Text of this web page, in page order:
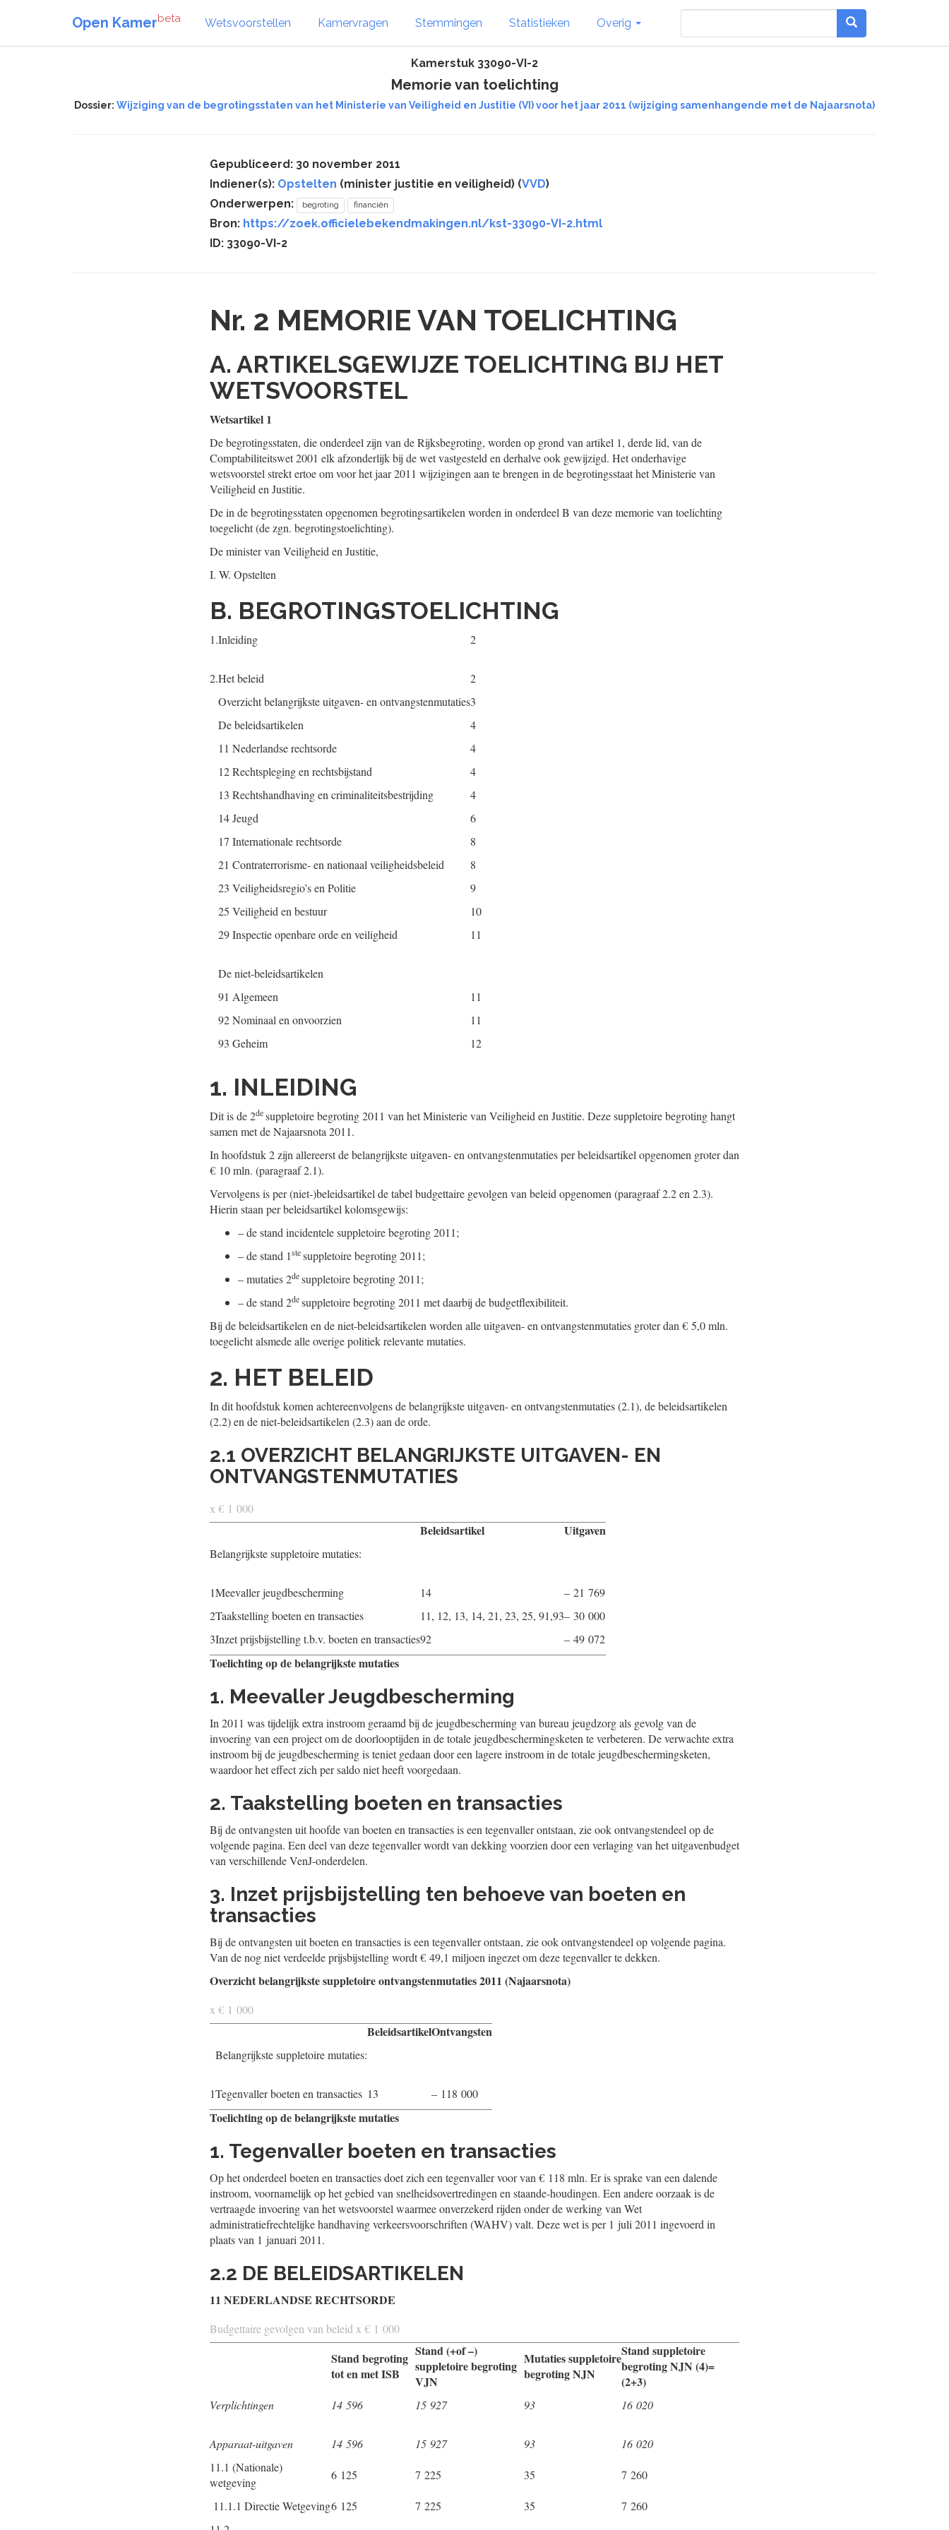
Open Kamerbeta Wetsvoorstellen Kamervragen Stemmingen Statistieken Overig
Kamerstuk 33090-VI-2
Memorie van toelichting
Dossier: Wijziging van de begrotingsstaten van het Ministerie van Veiligheid en Justitie (VI) voor het jaar 2011 (wijziging samenhangende met de Najaarsnota)
Gepubliceerd: 30 november 2011
Indiener(s): Opstelten (minister justitie en veiligheid) (VVD)
Onderwerpen:
begroting financiën
Bron: https://zoek.officielebekendmakingen.nl/kst-33090-VI-2.html
ID: 33090-VI-2
Nr. 2 MEMORIE VAN TOELICHTING
A. ARTIKELSGEWIJZE TOELICHTING BIJ HET
WETSVOORSTEL
Wetsartikel 1
De begrotingsstaten, die onderdeel zijn van de Rijksbegroting, worden op grond van artikel 1, derde lid, van de
Comptabiliteitswet 2001 elk afzonderlijk bij de wet vastgesteld en derhalve ook gewijzigd. Het onderhavige
wetsvoorstel strekt ertoe om voor het jaar 2011 wijzigingen aan te brengen in de begrotingsstaat het Ministerie van
Veiligheid en Justitie.
De in de begrotingsstaten opgenomen begrotingsartikelen worden in onderdeel B van deze memorie van toelichting
toegelicht (de zgn. begrotingstoelichting).
De minister van Veiligheid en Justitie,
I. W. Opstelten
B. BEGROTINGSTOELICHTING
1.Inleiding 2
2.Het beleid
2
Overzicht belangrijkste uitgaven- en ontvangstenmutaties3
De beleidsartikelen
4
11 Nederlandse rechtsorde
4
12 Rechtspleging en rechtsbijstand
4
13 Rechtshandhaving en criminaliteitsbestrijding
4
14 Jeugd
6
17 Internationale rechtsorde
8
21 Contraterrorisme- en nationaal veiligheidsbeleid
8
23 Veiligheidsregio’s en Politie
9
25 Veiligheid en bestuur
10
29 Inspectie openbare orde en veiligheid
11
De niet-beleidsartikelen
91 Algemeen
11
92 Nominaal en onvoorzien
11
93 Geheim
12
1. INLEIDING
Dit is de 2desuppletoire begroting 2011 van het Ministerie van Veiligheid en Justitie. Deze suppletoire begroting hangt
samen met de Najaarsnota 2011.
In hoofdstuk 2 zijn allereerst de belangrijkste uitgaven- en ontvangstenmutaties per beleidsartikel opgenomen groter dan
€ 10 mln. (paragraaf 2.1).
Vervolgens is per (niet-)beleidsartikel de tabel budgettaire gevolgen van beleid opgenomen (paragraaf 2.2 en 2.3).
Hierin staan per beleidsartikel kolomsgewijs:
–de stand incidentele suppletoire begroting 2011;
–de stand 1stesuppletoire begroting 2011;
–mutaties 2desuppletoire begroting 2011;
–de stand 2desuppletoire begroting 2011 met daarbij de budgetflexibiliteit.
Bij de beleidsartikelen en de niet-beleidsartikelen worden alle uitgaven- en ontvangstenmutaties groter dan € 5,0 mln.
toegelicht alsmede alle overige politiek relevante mutaties.
2. HET BELEID
In dit hoofdstuk komen achtereenvolgens de belangrijkste uitgaven- en ontvangstenmutaties (2.1), de beleidsartikelen
(2.2) en de niet-beleidsartikelen (2.3) aan de orde.
2.1 OVERZICHT BELANGRIJKSTE UITGAVEN- EN
ONTVANGSTENMUTATIES
x € 1 000
Beleidsartikel Uitgaven
Belangrijkste suppletoire mutaties:
1Meevaller jeugdbescherming 14
– 21 769
2Taakstelling boeten en transacties 11, 12, 13, 14, 21, 23, 25, 91,93– 30 000
3Inzet prijsbijstelling t.b.v. boeten en transacties92 – 49 072
Toelichting op de belangrijkste mutaties
1. Meevaller Jeugdbescherming
In 2011 was tijdelijk extra instroom geraamd bij de jeugdbescherming van bureau jeugdzorg als gevolg van de
invoering van een project om de doorlooptijden in de totale jeugdbeschermingsketen te verbeteren. De verwachte extra
instroom bij de jeugdbescherming is teniet gedaan door een lagere instroom in de totale jeugdbeschermingsketen,
waardoor het effect zich per saldo niet heeft voorgedaan.
2. Taakstelling boeten en transacties
Bij de ontvangsten uit hoofde van boeten en transacties is een tegenvaller ontstaan, zie ook ontvangstendeel op de
volgende pagina. Een deel van deze tegenvaller wordt van dekking voorzien door een verlaging van het uitgavenbudget
van verschillende VenJ-onderdelen.
3. Inzet prijsbijstelling ten behoeve van boeten en
transacties
Bij de ontvangsten uit boeten en transacties is een tegenvaller ontstaan, zie ook ontvangstendeel op volgende pagina.
Van de nog niet verdeelde prijsbijstelling wordt € 49,1 miljoen ingezet om deze tegenvaller te dekken.
Overzicht belangrijkste suppletoire ontvangstenmutaties 2011 (Najaarsnota)
x € 1 000
BeleidsartikelOntvangsten
Belangrijkste suppletoire mutaties:
1Tegenvaller boeten en transacties 13 – 118 000
Toelichting op de belangrijkste mutaties
1. Tegenvaller boeten en transacties
Op het onderdeel boeten en transacties doet zich een tegenvaller voor van € 118 mln. Er is sprake van een dalende
instroom, voornamelijk op het gebied van snelheidsovertredingen en staande-houdingen. Een andere oorzaak is de
vertraagde invoering van het wetsvoorstel waarmee onverzekerd rijden onder de werking van Wet
administratiefrechtelijke handhaving verkeersvoorschriften (WAHV) valt. Deze wet is per 1 juli 2011 ingevoerd in
plaats van 1 januari 2011.
2.2 DE BELEIDSARTIKELEN
11 NEDERLANDSE RECHTSORDE
Budgettaire gevolgen van beleid x € 1 000
Stand begroting
tot en met ISB
Stand (+of –)
suppletoire begroting
VJN
Mutaties suppletoire
begroting NJN
Stand suppletoire
begroting NJN (4)=
(2+3)
Verplichtingen 14 596 15 927 93 16 020
Apparaat-uitgaven 14 596 15 927 93
16 020
11.1 (Nationale)
wetgeving
6 125 7 225 35 7 260
11.1.1 Directie Wetgeving6 125 7 225 35
7 260